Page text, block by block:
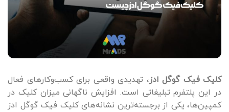
کلیک فیک گوگل ادز، تهدیدی واقعی برای کسب‌وکارهای فعال
در این پلتفرم تبلیغاتی است. افزایش ناگهانی میزان کلیک در
کمپین‌ها، یکی از برجسته‌ترین نشانه‌های کلیک فیک گوگل ادز